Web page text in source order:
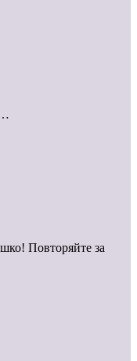
Повторяйте за